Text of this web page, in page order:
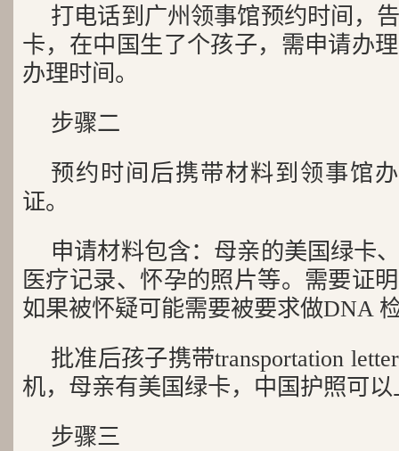
打电话到广州领事馆预约时间，
卡，在中国生了个孩子，需申请办
办理时间。
步骤二
预约时间后携带材料到领事馆办
证。
申请材料包含：母亲的美国绿卡
医疗记录、怀孕的照片等。需要证
如果被怀疑可能需要被要求做DNA
批准后孩子携带transportation
机，母亲有美国绿卡，中国护照可
步骤三